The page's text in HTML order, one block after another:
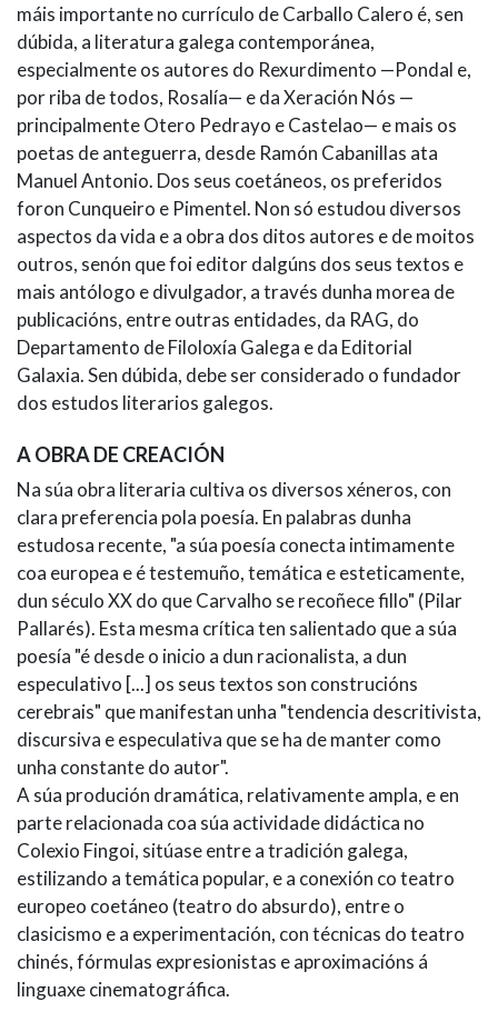
máis importante no currículo de Carballo Calero é, sen
dúbida, a literatura galega contemporánea,
especialmente os autores do Rexurdimento —Pondal e,
por riba de todos, Rosalía— e da Xeración Nós —
principalmente Otero Pedrayo e Castelao— e mais os
poetas de anteguerra, desde Ramón Cabanillas ata
Manuel Antonio. Dos seus coetáneos, os preferidos
foron Cunqueiro e Pimentel. Non só estudou diversos
aspectos da vida e a obra dos ditos autores e de moitos
outros, senón que foi editor dalgúns dos seus textos e
mais antólogo e divulgador, a través dunha morea de
publicacións, entre outras entidades, da RAG, do
Departamento de Filoloxía Galega e da Editorial
Galaxia. Sen dúbida, debe ser considerado o fundador
dos estudos literarios galegos.
A OBRA DE CREACIÓN
Na súa obra literaria cultiva os diversos xéneros, con
clara preferencia pola poesía. En palabras dunha
estudosa recente, "a súa poesía conecta intimamente
coa europea e é testemuño, temática e esteticamente,
dun século XX do que Carvalho se recoñece fillo" (Pilar
Pallarés). Esta mesma crítica ten salientado que a súa
poesía "é desde o inicio a dun racionalista, a dun
especulativo [...] os seus textos son construcións
cerebrais" que manifestan unha "tendencia descritivista,
discursiva e especulativa que se ha de manter como
unha constante do autor".
A súa produción dramática, relativamente ampla, e en
parte relacionada coa súa actividade didáctica no
Colexio Fingoi, sitúase entre a tradición galega,
estilizando a temática popular, e a conexión co teatro
europeo coetáneo (teatro do absurdo), entre o
clasicismo e a experimentación, con técnicas do teatro
chinés, fórmulas expresionistas e aproximacións á
linguaxe cinematográfica.